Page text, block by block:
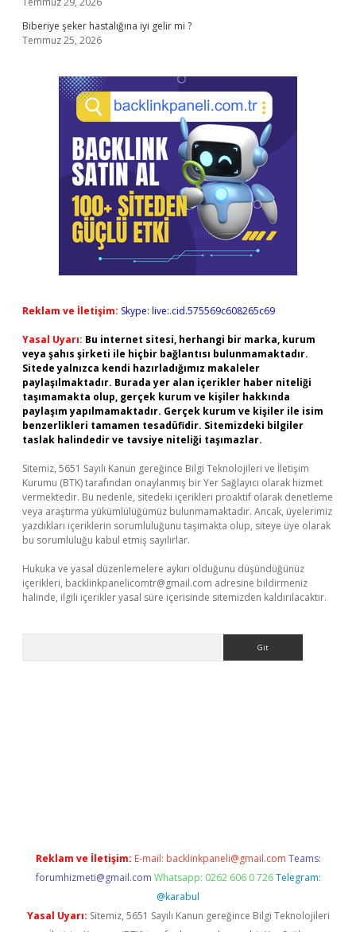
Biberiye şeker hastalığına iyi gelir mi ?
Temmuz 25, 2026
Reklam ve İletişim: Skype: live:.cid.575569c608265c69
Yasal Uyarı: Bu internet sitesi, herhangi bir marka, kurum
veya şahıs şirketi ile hiçbir bağlantısı bulunmamaktadır.
Sitede yalnızca kendi hazırladığımız makaleler
paylaşılmaktadır. Burada yer alan içerikler haber niteliği
taşımamakta olup, gerçek kurum ve kişiler hakkında
paylaşım yapılmamaktadır. Gerçek kurum ve kişiler ile isim
benzerlikleri tamamen tesadüfidir. Sitemizdeki bilgiler
taslak halindedir ve tavsiye niteliği taşımazlar.
Sitemiz, 5651 Sayılı Kanun gereğince Bilgi Teknolojileri ve İletişim
Kurumu (BTK) tarafından onaylanmış bir Yer Sağlayıcı olarak hizmet
vermektedir. Bu nedenle, sitedeki içerikleri proaktif olarak denetleme
veya araştırma yükümlülüğümüz bulunmamaktadır. Ancak, üyelerimiz
yazdıkları içeriklerin sorumluluğunu taşımakta olup, siteye üye olarak
bu sorumluluğu kabul etmiş sayılırlar.
Hukuka ve yasal düzenlemelere aykırı olduğunu düşündüğünüz
içerikleri, backlinkpanelicomtr@gmail.com adresine bildirmeniz
halinde, ilgili içerikler yasal süre içerisinde sitemizden kaldırılacaktır.
Reklam ve İletişim: E-mail: backlinkpaneli@gmail.com Teams:
forumhizmeti@gmail.com Whatsapp: 0262 606 0 726 Telegram:
@karabul
Yasal Uyarı: Sitemiz, 5651 Sayılı Kanun gereğince Bilgi Teknolojileri